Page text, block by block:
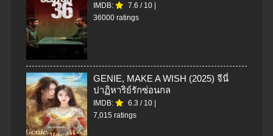
IMDB: 7.6 / 10 |
36000 ratings
GENIE, MAKE A WISH (2025) จีนี่
ปาฏิหาริย์รักซ่อนกล
IMDB: 6.3 / 10 |
7,015 ratings